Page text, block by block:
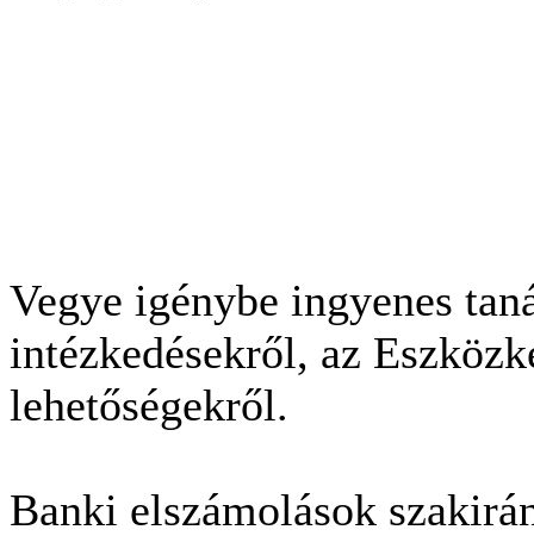
Vegye igénybe ingyenes
intézkedésekről, az
lehetőségekről.
Banki elszámolások